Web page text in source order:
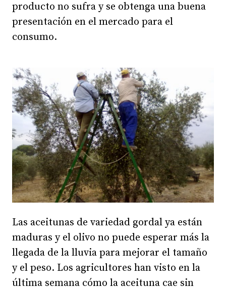
producto no sufra y se obtenga una buena
presentación en el mercado para el
consumo.
Las aceitunas de variedad gordal ya están
maduras y el olivo no puede esperar más la
llegada de la lluvia para mejorar el tamaño
y el peso. Los agricultores han visto en la
última semana cómo la aceituna cae sin